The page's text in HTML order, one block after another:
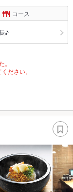
コース
♪
ださい。